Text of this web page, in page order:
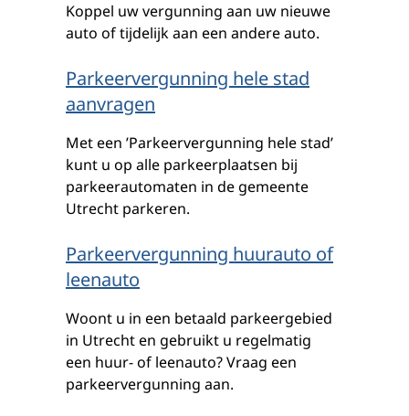
Koppel uw vergunning aan uw nieuwe
auto of tijdelijk aan een andere auto.
Parkeervergunning hele stad
aanvragen
Met een ’Parkeervergunning hele stad’
kunt u op alle parkeerplaatsen bij
parkeerautomaten in de gemeente
Utrecht parkeren.
Parkeervergunning huurauto of
leenauto
Woont u in een betaald parkeergebied
in Utrecht en gebruikt u regelmatig
een huur- of leenauto? Vraag een
parkeervergunning aan.